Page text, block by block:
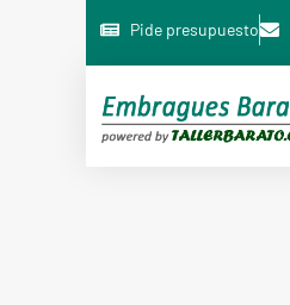
Pide presupuesto